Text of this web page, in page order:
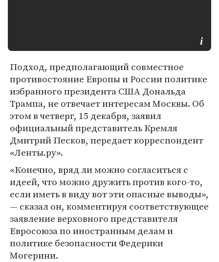
Подход, предполагающий совместное
противостояние Европы и России политике
избранного президента США Дональда
Трампа, не отвечает интересам Москвы. Об
этом в четверг, 15 декабря, заявил
официальный представитель Кремля
Дмитрий Песков, передает корреспондент
«Ленты.ру».
«Конечно, вряд ли можно согласиться с
идеей, что можно дружить против кого-то,
если иметь в виду вот эти опасные выводы»,
— сказал он, комментируя соответствующее
заявление верховного представителя
Евросоюза по иностранным делам и
политике безопасности Федерики
Могерини.